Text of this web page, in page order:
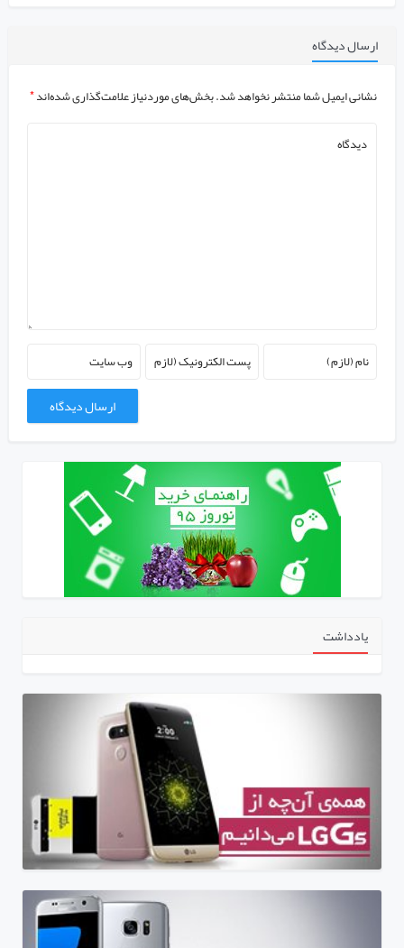
ارسال دیدگاه
نشانی ایمیل شما منتشر نخواهد شد.بخش‌های موردنیاز علامت‌گذاری شده‌اند*
یادداشت